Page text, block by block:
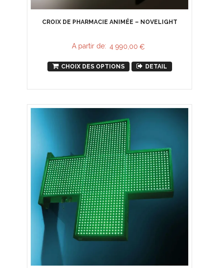
CROIX DE PHARMACIE ANIMÉE – NOVELIGHT
A partir de: 4 990,00 €
CHOIX DES OPTIONS DETAIL